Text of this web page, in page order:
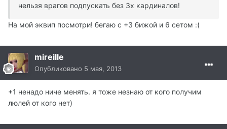
нельзя врагов подпускать без 3х кардиналов!
На мой эквип посмотри! бегаю с +3 бижой и 6 сетом :(
mireille
Опубликовано 5 мая, 2013
+1 ненадо ниче менять. я тоже незнаю от кого получим
люлей от кого нет)